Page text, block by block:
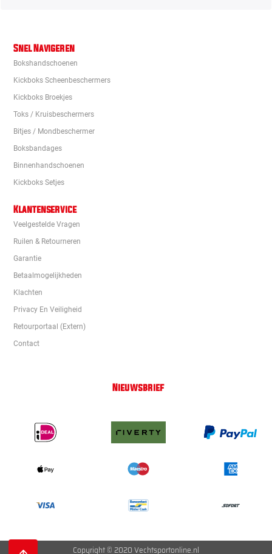
Snel Navigeren
Bokshandschoenen
Kickboks Scheenbeschermers
Kickboks Broekjes
Toks / Kruisbeschermers
Bitjes / Mondbeschermer
Boksbandages
Binnenhandschoenen
Kickboks Setjes
Klantenservice
Veelgestelde Vragen
Ruilen & Retourneren
Garantie
Betaalmogelijkheden
Klachten
Privacy En Veiligheid
Retourportaal (extern)
Contact
Nieuwsbrief
Copyright © 2020 Vechtsportonline.nl